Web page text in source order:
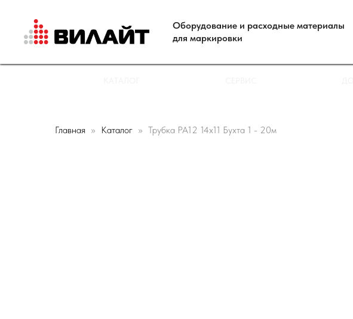
Оборудование и расходные материалы
для маркировки
Главная Каталог Трубка РА12 14х11 Бухта 1 - 20м